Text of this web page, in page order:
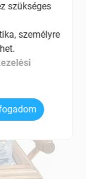
szükséges
személyre